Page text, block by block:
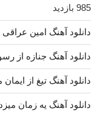
985 بازدید
دانلود آهنگ امین
دانلود آهنگ جنازه از
دانلود آهنگ تیغ از
دانلود آهنگ یه زمان